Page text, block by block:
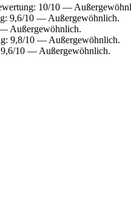
10/10 —
9,6/10 — Außergewöhnlich.
Außergewöhnlich.
9,8/10 — Außergewöhnlich.
10 — Außergewöhnlich.